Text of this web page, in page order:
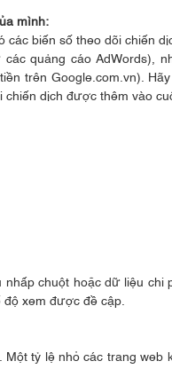
mình:
biến số theo dõi chiến
quảng cáo AdWords),
trên Google.com.vn).
dịch được thêm vào
chuột hoặc dữ liệu chi
độ xem được đề cập.
tỷ lệ nhỏ các trang web